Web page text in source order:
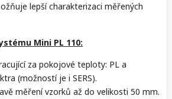
lepší charakterizaci měřených
Mini PL 110:
za pokojové teploty: PL a
(možností je i SERS).
měření vzorků až do velikosti 50 mm.